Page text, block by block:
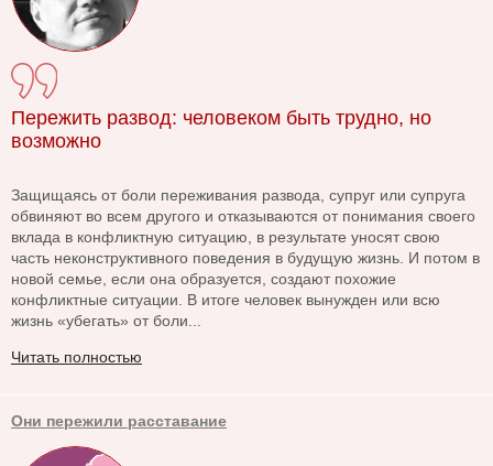
Пережить развод: человеком быть трудно, но
возможно
Защищаясь от боли переживания развода, супруг или супруга
обвиняют во всем другого и отказываются от понимания своего
вклада в конфликтную ситуацию, в результате уносят свою
часть неконструктивного поведения в будущую жизнь. И потом в
новой семье, если она образуется, создают похожие
конфликтные ситуации. В итоге человек вынужден или всю
жизнь «убегать» от боли...
Читать полностью
Они пережили расставание